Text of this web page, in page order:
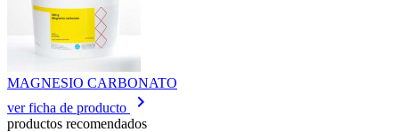
MAGNESIO CARBONATO
ver ficha de producto
keyboard_arrow_right
productos recomendados